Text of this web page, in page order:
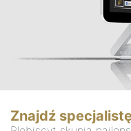
Znajdź